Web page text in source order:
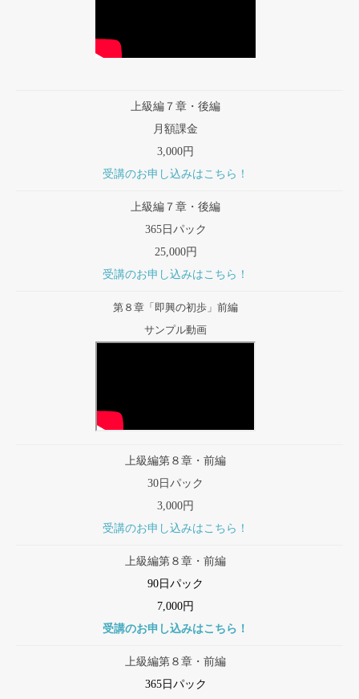
上級編７章・後編
月額課金
3,000円
受講のお申し込みはこちら！
上級編７章・後編
365日パック
25,000円
受講のお申し込みはこちら！
第８章「即興の初歩」前編
サンプル動画
上級編第８章・前編
30日パック
3,000円
受講のお申し込みはこちら！
上級編第８章・前編
90日パック
7,000円
受講のお申し込みはこちら！
上級編第８章・前編
365日パック